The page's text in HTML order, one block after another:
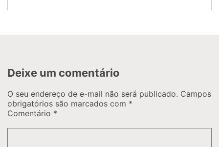
Deixe um comentário
O seu endereço de e-mail não será publicado. Campos
obrigatórios são marcados com *
Comentário *